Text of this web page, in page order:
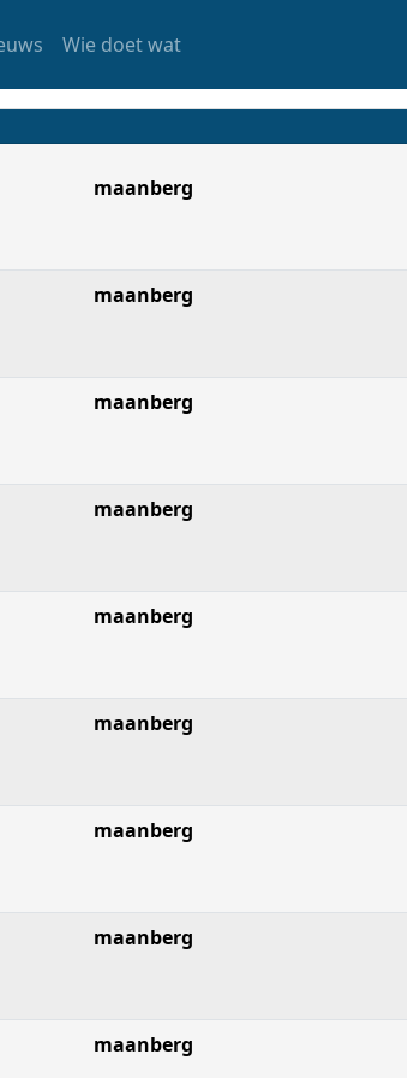
Wie doet wat
maanberg
maanberg
maanberg
maanberg
maanberg
maanberg
maanberg
maanberg
maanberg